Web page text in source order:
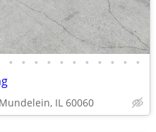
• • • • • • • • • • •
IL 60060